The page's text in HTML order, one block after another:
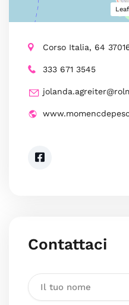
Corso Italia, 64
333 671 3545
Contattaci